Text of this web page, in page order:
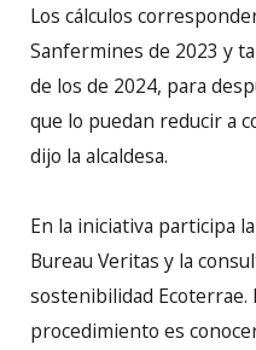
Los cálculos
Sanfermines de 2023 y
de los de 2024, para
que lo puedan reducir a
dijo la alcaldesa.
En la iniciativa participa
Bureau Veritas y la
sostenibilidad Ecoterrae.
procedimiento es